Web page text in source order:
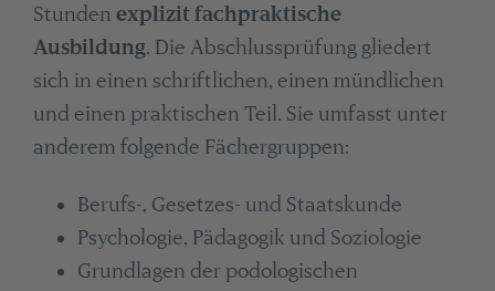
Stunden explizit fachpraktische
Ausbildung. Die Abschlussprüfung gliedert
sich in einen schriftlichen, einen mündlichen
und einen praktischen Teil. Sie umfasst unter
anderem folgende Fächergruppen:
Berufs-, Gesetzes- und Staatskunde
Psychologie, Pädagogik und Soziologie
Grundlagen der podologischen